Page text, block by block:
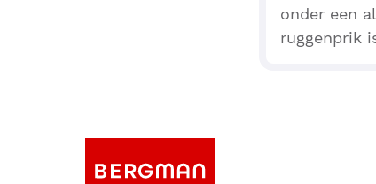
onder een
ruggenprik